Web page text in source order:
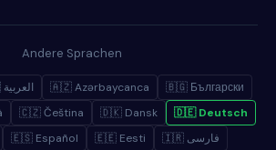
Andere Sprachen
🇸🇦 العربية 🇦🇿 Azərbaycanca
🇧🇬 Български
🇨🇿 Čeština 🇩🇰 Dansk
🇩🇪 Deutsch
🇪🇸 Español 🇪🇪 Eesti 🇮🇷 فارسی